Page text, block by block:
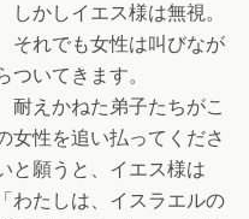
しかしイエス様は無視。
それでも女性は叫びなが
ついてきます。
耐えかねた弟子たちがこ
女性を追い払ってくださ
と願うと、イエス様は
「わたしは、イスラエルの